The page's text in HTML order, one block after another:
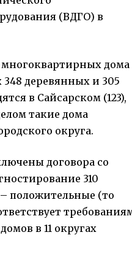
(ВДГО) в
многоквартирных дома
деревянных и 305
в Сайсарском (123),
такие дома
округа.
договора со
310
положительные (то
в 11 округах